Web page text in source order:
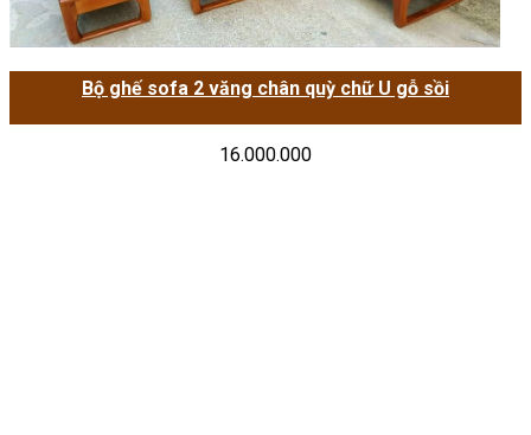
Bộ ghế sofa 2 văng chân quỳ chữ U gỗ sồi
16.000.000